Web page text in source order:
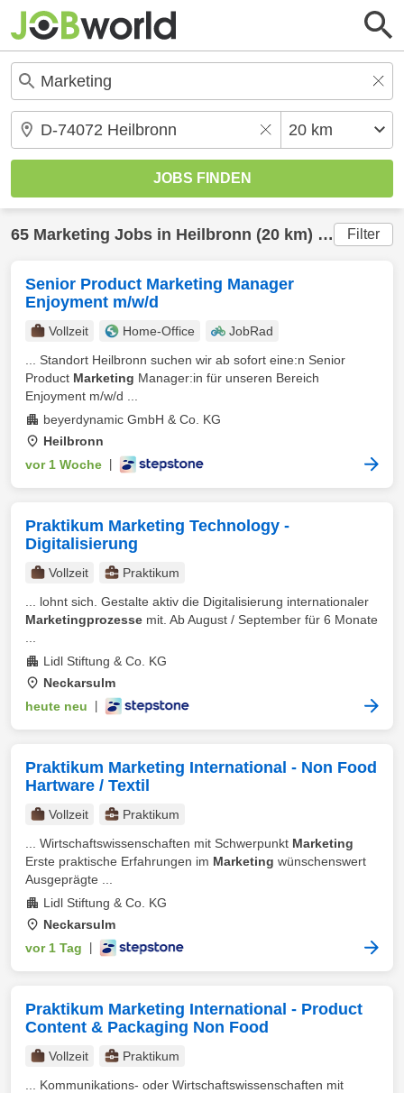
65 Marketing Jobs in Heilbronn (20 km) gefunden Filter
Senior Product Marketing Manager
Enjoyment m/w/d
Vollzeit Home-Office
JobRad
... Standort Heilbronn suchen wir ab sofort eine:n Senior
Product Marketing Manager:in für unseren Bereich
Enjoyment m/w/d ...
beyerdynamic GmbH & Co. KG
Heilbronn
vor 1 Woche
Praktikum Marketing Technology -
Digitalisierung
Vollzeit
Praktikum
... lohnt sich. Gestalte aktiv die Digitalisierung internationaler
Marketingprozesse mit. Ab August / September für 6 Monate
Lidl Stiftung & Co. KG
Neckarsulm
heute neu
Praktikum Marketing International - Non Food
Hartware / Textil
Vollzeit
Praktikum
... Wirtschaftswissenschaften mit Schwerpunkt Marketing
Erste praktische Erfahrungen im Marketing wünschenswert
Ausgeprägte ...
Lidl Stiftung & Co. KG
Neckarsulm
vor 1 Tag
Praktikum Marketing International - Product
Content & Packaging Non Food
Vollzeit
Praktikum
... Kommunikations- oder Wirtschaftswissenschaften mit